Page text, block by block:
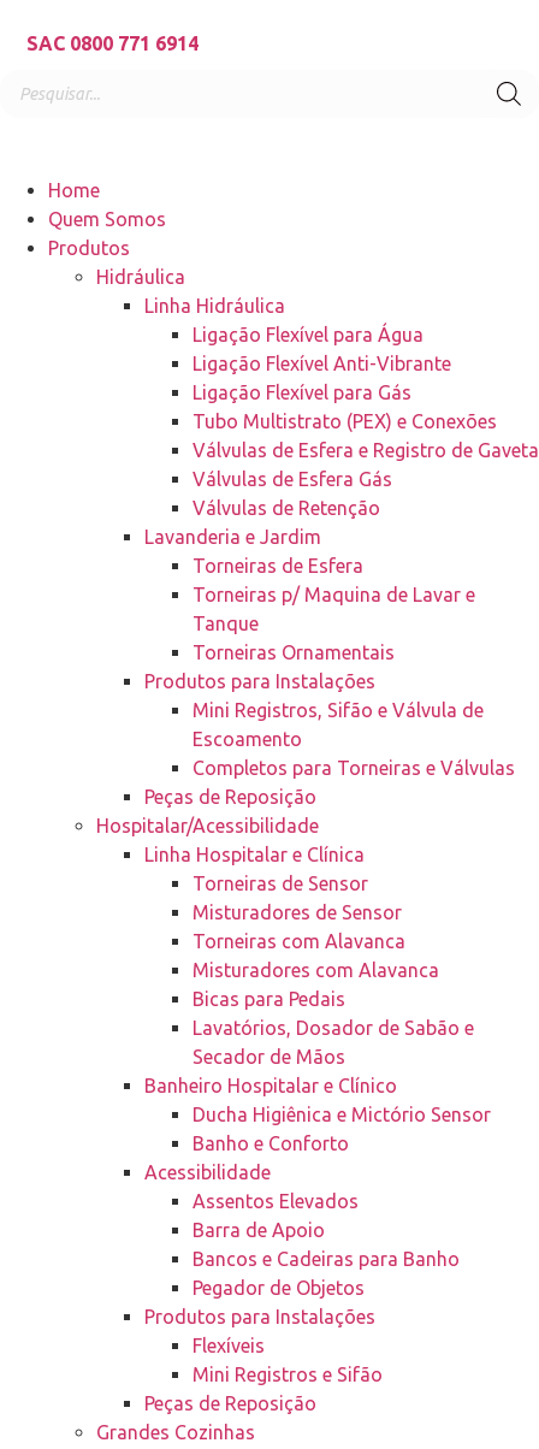
SAC 0800 771 6914
Home
Quem Somos
Produtos
Hidráulica
Linha Hidráulica
Ligação Flexível para Água
Ligação Flexível Anti-Vibrante
Ligação Flexível para Gás
Tubo Multistrato (PEX) e Conexões
Válvulas de Esfera e Registro de Gaveta
Válvulas de Esfera Gás
Válvulas de Retenção
Lavanderia e Jardim
Torneiras de Esfera
Torneiras p/ Maquina de Lavar e
Tanque
Torneiras Ornamentais
Produtos para Instalações
Mini Registros, Sifão e Válvula de
Escoamento
Completos para Torneiras e Válvulas
Peças de Reposição
Hospitalar/Acessibilidade
Linha Hospitalar e Clínica
Torneiras de Sensor
Misturadores de Sensor
Torneiras com Alavanca
Misturadores com Alavanca
Bicas para Pedais
Lavatórios, Dosador de Sabão e
Secador de Mãos
Banheiro Hospitalar e Clínico
Ducha Higiênica e Mictório Sensor
Banho e Conforto
Acessibilidade
Assentos Elevados
Barra de Apoio
Bancos e Cadeiras para Banho
Pegador de Objetos
Produtos para Instalações
Flexíveis
Mini Registros e Sifão
Peças de Reposição
Grandes Cozinhas